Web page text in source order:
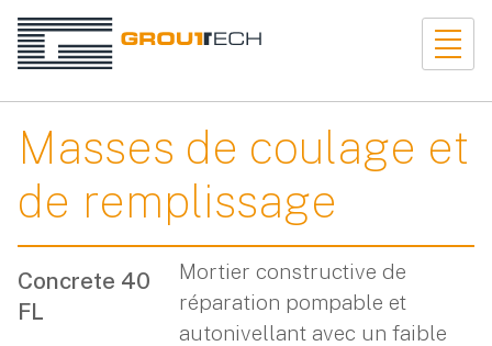
Masses de coulage et
de remplissage
Concrete 40
FL
Mortier constructive de
réparation pompable et
autonivellant avec un faible